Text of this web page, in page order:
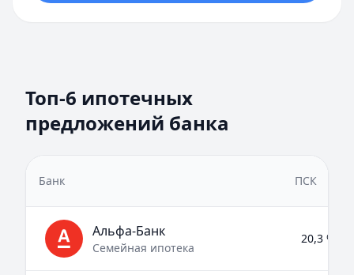
Топ-6 ипотечных
предложений банка
Банк ПСК
Альфа-Банк
Семейная ипотека
20,3 % –